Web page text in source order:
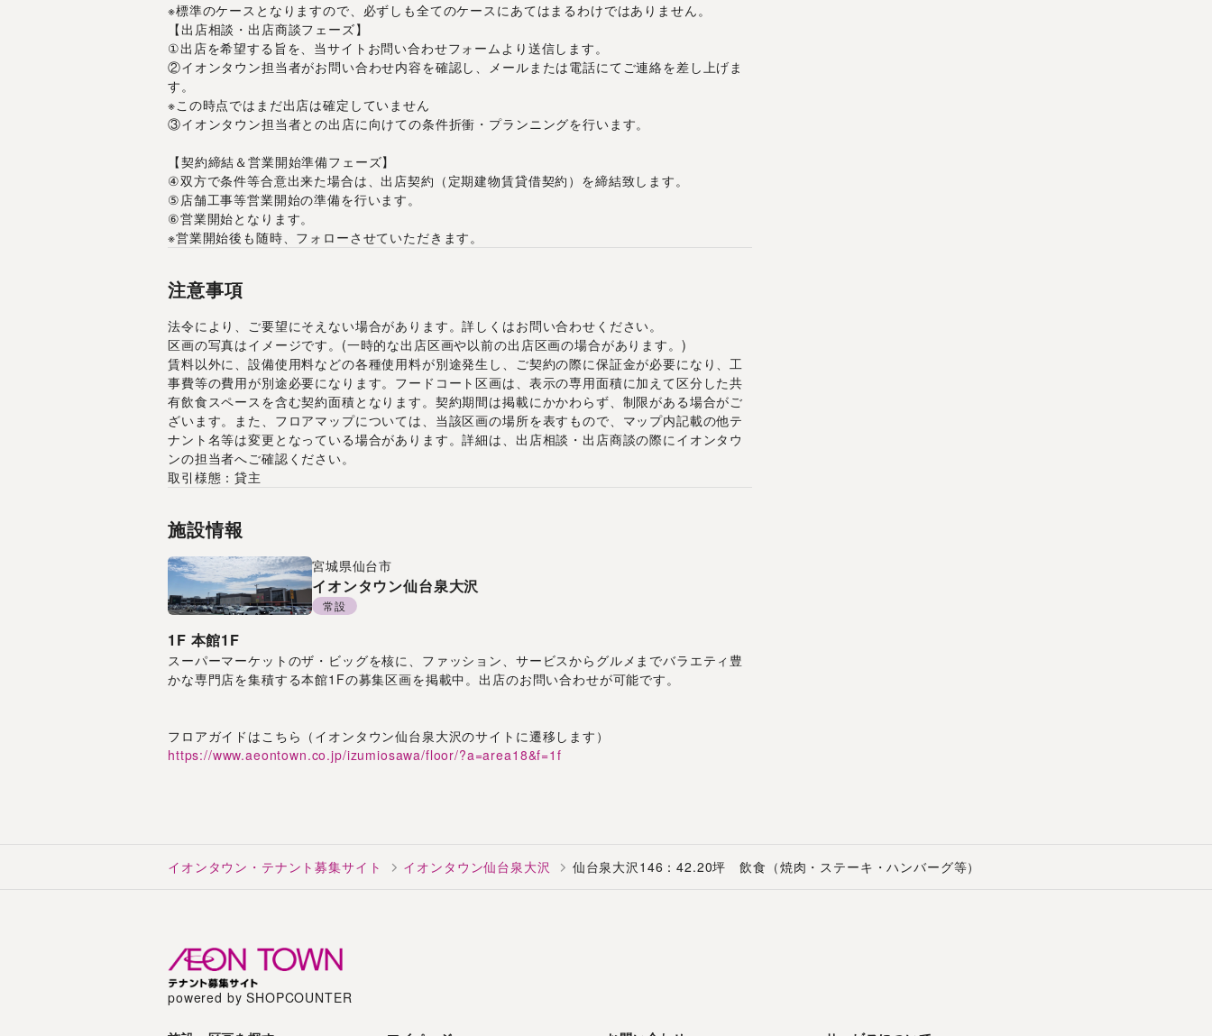
※標準のケースとなりますので、必ずしも全てのケースにあてはまるわけではありません。
【出店相談・出店商談フェーズ】
①出店を希望する旨を、当サイトお問い合わせフォームより送信します。
②イオンタウン担当者がお問い合わせ内容を確認し、メールまたは電話にてご連絡を差し上げま
す。
※この時点ではまだ出店は確定していません
③イオンタウン担当者との出店に向けての条件折衝・プランニングを行います。
【契約締結＆営業開始準備フェーズ】
④双方で条件等合意出来た場合は、出店契約（定期建物賃貸借契約）を締結致します。
⑤店舗工事等営業開始の準備を行います。
⑥営業開始となります。
※営業開始後も随時、フォローさせていただきます。
注意事項
法令により、ご要望にそえない場合があります。詳しくはお問い合わせください。
区画の写真はイメージです。(一時的な出店区画や以前の出店区画の場合があります。)
賃料以外に、設備使用料などの各種使用料が別途発生し、ご契約の際に保証金が必要になり、工
事費等の費用が別途必要になります。フードコート区画は、表示の専用面積に加えて区分した共
有飲食スペースを含む契約面積となります。契約期間は掲載にかかわらず、制限がある場合がご
ざいます。また、フロアマップについては、当該区画の場所を表すもので、マップ内記載の他テ
ナント名等は変更となっている場合があります。詳細は、出店相談・出店商談の際にイオンタウ
ンの担当者へご確認ください。
取引様態：貸主
施設情報
宮城県仙台市
イオンタウン仙台泉大沢
常設
1F 本館1F
スーパーマーケットのザ・ビッグを核に、ファッション、サービスからグルメまでバラエティ豊
かな専門店を集積する本館1Fの募集区画を掲載中。出店のお問い合わせが可能です。
フロアガイドはこちら（イオンタウン仙台泉大沢のサイトに遷移します）
https://www.aeontown.co.jp/izumiosawa/floor/?a=area18&f=1f
イオンタウン・テナント募集サイト イオンタウン仙台泉大沢 仙台泉大沢146：42.20坪 飲食（焼肉・ステーキ・ハンバーグ等）
powered by SHOPCOUNTER